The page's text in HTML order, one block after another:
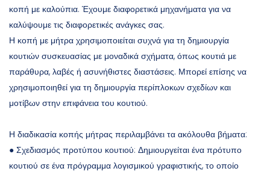
κοπή με καλούπια. Έχουμε διαφορετικά μηχανήματα για να
καλύψουμε τις διαφορετικές ανάγκες σας.
Η κοπή με μήτρα χρησιμοποιείται συχνά για τη δημιουργία
κουτιών συσκευασίας με μοναδικά σχήματα, όπως κουτιά με
παράθυρα, λαβές ή ασυνήθιστες διαστάσεις. Μπορεί επίσης να
χρησιμοποιηθεί για τη δημιουργία περίπλοκων σχεδίων και
μοτίβων στην επιφάνεια του κουτιού.
Η διαδικασία κοπής μήτρας περιλαμβάνει τα ακόλουθα βήματα:
● Σχεδιασμός προτύπου κουτιού: Δημιουργείται ένα πρότυπο
κουτιού σε ένα πρόγραμμα λογισμικού γραφιστικής, το οποίο